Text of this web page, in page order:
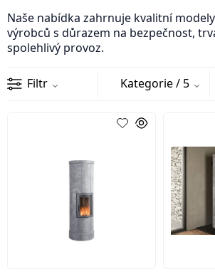
Naše nabídka zahrnuje kvalitní
výrobců s důrazem na bezpečnost,
spolehlivý provoz.
Filtr Kategorie / 5